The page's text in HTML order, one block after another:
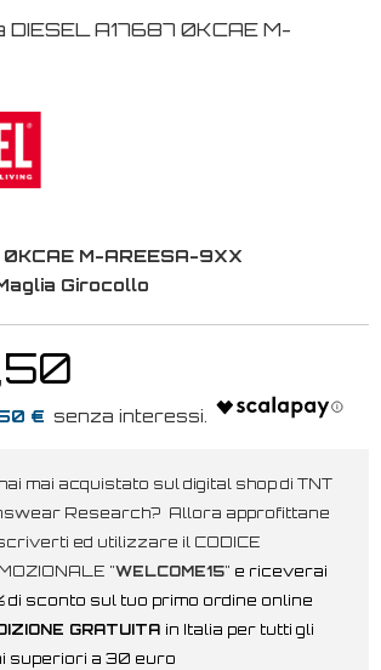
DIESEL A17687 0KCAE M-
0KCAE M-AREESA-9XX
Girocollo
€
mai acquistato sul digital shop di TNT
Research? Allora approfittane
ed utilizzare il CODICE
"WELCOME15" e riceverai
di sconto sul tuo primo ordine online
GRATUITA in Italia per tutti gli
superiori a 30 euro